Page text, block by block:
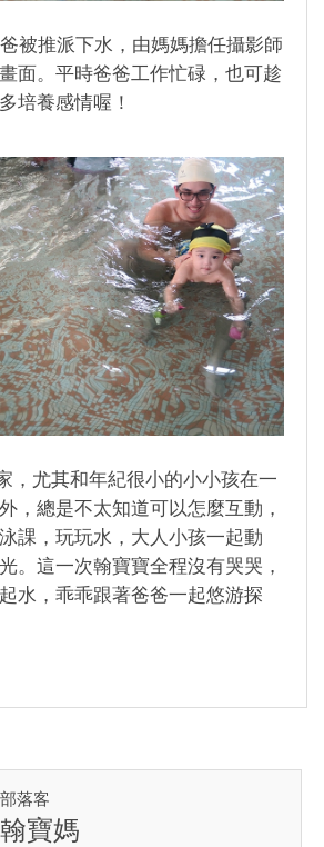
推派下水，由媽媽擔任攝影師
面。平時爸爸工作忙碌，也可趁
培養感情喔！
尤其和年紀很小的小小孩在一
，總是不太知道可以怎麼互動，
課，玩玩水，大人小孩一起動
。這一次翰寶寶全程沒有哭哭，
水，乖乖跟著爸爸一起悠游探
部落客
翰寶媽